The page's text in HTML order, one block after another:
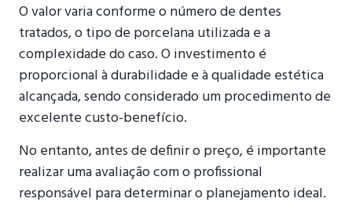
O valor varia conforme o número de dentes
tratados, o tipo de porcelana utilizada e a
complexidade do caso. O investimento é
proporcional à durabilidade e à qualidade estética
alcançada, sendo considerado um procedimento de
excelente custo-benefício.
No entanto, antes de definir o preço, é importante
realizar uma avaliação com o profissional
responsável para determinar o planejamento ideal.